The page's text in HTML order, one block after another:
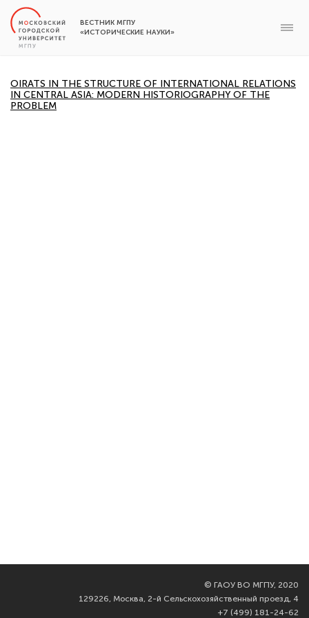
ВЕСТНИК МГПУ
«ИСТОРИЧЕСКИЕ НАУКИ»
OIRATS IN THE STRUCTURE OF INTERNATIONAL RELATIONS
IN CENTRAL ASIA: MODERN HISTORIOGRAPHY OF THE
PROBLEM
© ГАОУ ВО МГПУ, 2020
129226, Москва, 2-й Сельскохозяйственный проезд, 4
+7 (499) 181-24-62